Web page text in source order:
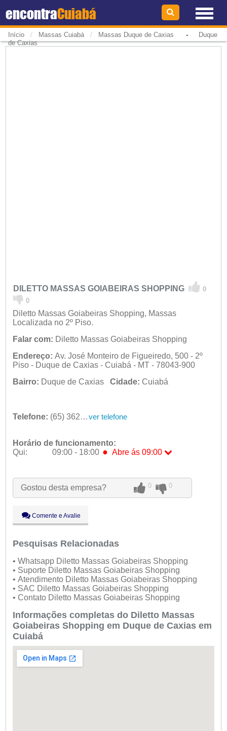
encontraCuiabá
Início / Massas Cuiabá / Massas Duque de Caxias -
Duque
de Caxias
DILETTO MASSAS GOIABEIRAS SHOPPING
0
0
Diletto Massas Goiabeiras Shopping, Massas
Localizada no 2º Piso.
Falar com: Diletto Massas Goiabeiras Shopping
Endereço: Av. José Monteiro de Figueiredo, 500 - 2º
Piso - Duque de Caxias - Cuiabá - MT - 78043-900
Bairro: Duque de Caxias Cidade: Cuiabá
Telefone: (65) 3624-9322 ver telefone
Horário de funcionamento:
Qui:
09:00 - 18:00 ● Abre ás 09:00
Ter:
09:00 - 18:00
Qua:
09:00 - 18:00
Sex:
09:00 - 18:00
Sáb:
Fechado
Dom:
Fechado
Gostou desta empresa? 0 0
Comente e Avalie
Pesquisas Relacionadas
• Whatsapp Diletto Massas Goiabeiras Shopping
• Suporte Diletto Massas Goiabeiras Shopping
• Atendimento Diletto Massas Goiabeiras Shopping
• SAC Diletto Massas Goiabeiras Shopping
• Contato Diletto Massas Goiabeiras Shopping
Informações completas do Diletto Massas
Goiabeiras Shopping em Duque de Caxias em
Cuiabá